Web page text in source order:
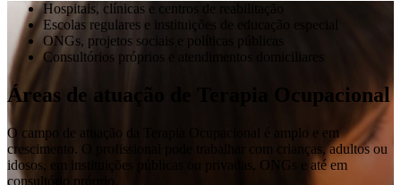
Hospitais, clínicas e centros de reabilitação
Escolas regulares e instituições de educação especial
ONGs, projetos sociais e políticas públicas
Consultórios próprios e atendimentos domiciliares
Áreas de atuação de Terapia Ocupacional
O campo de atuação da Terapia Ocupacional é amplo e em
crescimento. O profissional pode trabalhar com crianças, adultos ou
idosos, em instituições públicas ou privadas, ONGs e até em
consultório próprio.